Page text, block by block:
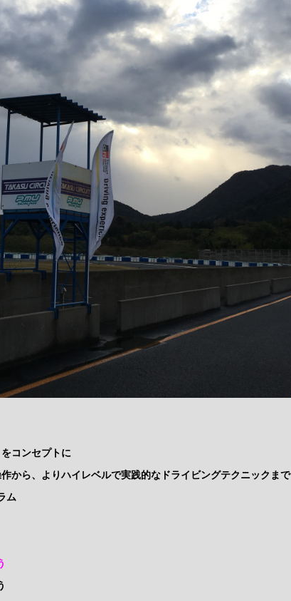
コンセプトに
から、よりハイレベルで実践的なドライビングテクニックまで
ム